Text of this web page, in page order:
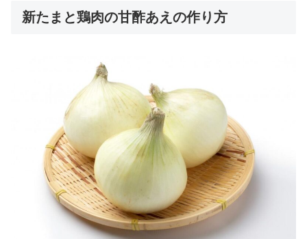
新たまと鶏肉の甘酢あえの作り方